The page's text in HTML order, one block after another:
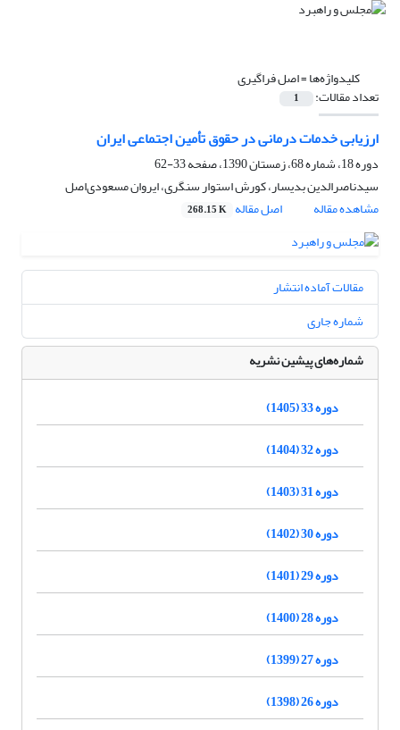
کلیدواژه‌ها =اصل فراگیری
تعداد مقالات: 1
ارزیابی خدمات درمانی در حقوق تأمین اجتماعی ایران
دوره 18، شماره 68، زمستان 1390، صفحه
33-62
سیدناصرالدین بدیسار، کورش استوار سنگری، ایروان مسعودی‌اصل
مشاهده مقاله
اصل مقاله 268.15 K
مقالات آماده انتشار
شماره جاری
شماره‌های پیشین نشریه
دوره 33 (1405)
دوره 32 (1404)
دوره 31 (1403)
دوره 30 (1402)
دوره 29 (1401)
دوره 28 (1400)
دوره 27 (1399)
دوره 26 (1398)